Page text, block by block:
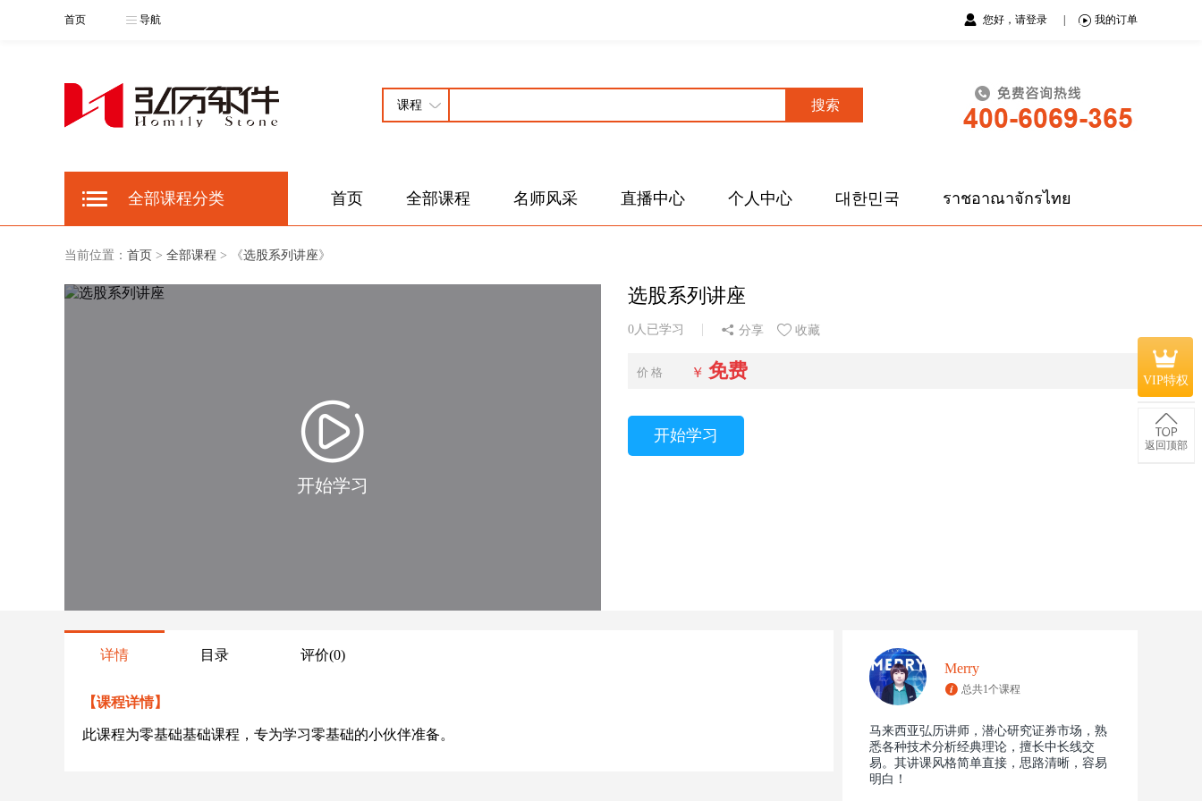
首页 导航 您好，请登录 我的订单
搜索
全部课程分类 首页 全部课程 名师风采 直播中心 个人中心 대한민국 ราชอาณาจักรไทย
当前位置： 首页 > 全部课程 > 《选股系列讲座》
开始学习
选股系列讲座
0人已学习 分享 收藏
价 格 ￥ 免费
开始学习
详情 目录 评价(0)
【课程详情】
此课程为零基础基础课程，专为学习零基础的小伙伴准备。
Merry
总共1个课程
马来西亚弘历讲师，潜心研究证券市场，熟
悉各种技术分析经典理论，擅长中长线交
易。其讲课风格简单直接，思路清晰，容易
明白！
VIP特权
返回顶部